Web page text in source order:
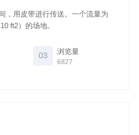
，用皮带进行传送。一个流量为
ft2）的场地。
03 浏览量
6827